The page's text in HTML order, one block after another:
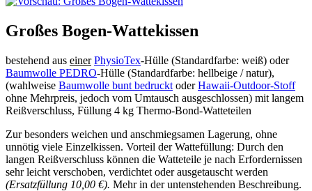
Großes Bogen-Wattekissen
bestehend aus einer PhysioTex-Hülle (Standardfarbe: weiß) oder
Baumwolle PEDRO-Hülle (Standardfarbe: hellbeige / natur),
(wahlweise Baumwolle bunt bedruckt oderHawaii-Outdoor-Stoff
ohne Mehrpreis, jedoch vom Umtausch ausgeschlossen) mit langem
Reißverschluss, Füllung 4 kg Thermo-Bond-Watteteilen
Zur besonders weichen und anschmiegsamen Lagerung, ohne
unnötig viele Einzelkissen. Vorteil der Wattefüllung: Durch den
langen Reißverschluss können die Watteteile je nach Erfordernissen
sehr leicht verschoben, verdichtet oder ausgetauscht werden
(Ersatzfüllung 10,00 €). Mehr in der untenstehenden Beschreibung.